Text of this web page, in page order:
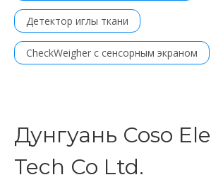
Детектор иглы ткани
CheckWeigher с сенсорным экраном
Дунгуань Coso
Tech Co Ltd.